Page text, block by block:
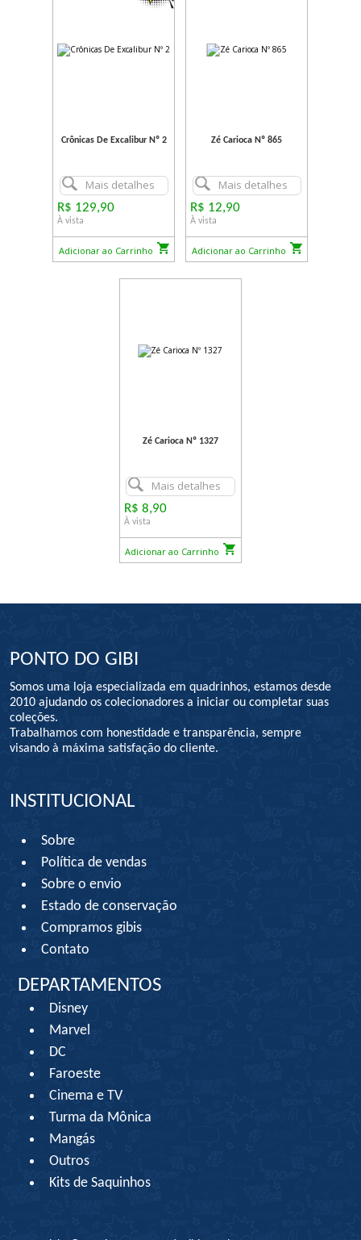
Crônicas De Excalibur Nº 2
Mais detalhes
R$ 129,90
À vista
Adicionar ao Carrinho
Zé Carioca Nº 865
Mais detalhes
R$ 12,90
À vista
Adicionar ao Carrinho
Zé Carioca Nº 1327
Mais detalhes
R$ 8,90
À vista
Adicionar ao Carrinho
PONTO DO GIBI
Somos uma loja especializada em quadrinhos, estamos desde
2010 ajudando os colecionadores a iniciar ou completar suas
coleções.
Trabalhamos com honestidade e transparência, sempre
visando à máxima satisfação do cliente.
INSTITUCIONAL
Sobre
Política de vendas
Sobre o envio
Estado de conservação
Compramos gibis
Contato
DEPARTAMENTOS
Disney
Marvel
DC
Faroeste
Cinema e TV
Turma da Mônica
Mangás
Outros
Kits de Saquinhos